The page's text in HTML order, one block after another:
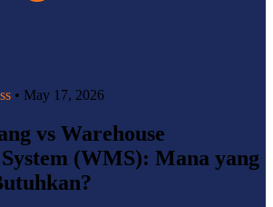
• May 17, 2026
vs Warehouse
(WMS): Mana yang